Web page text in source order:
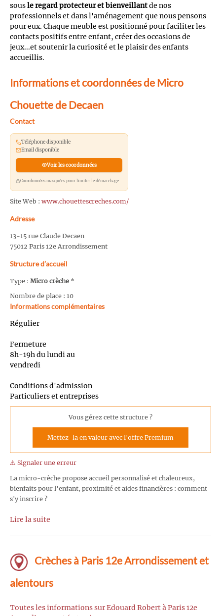
sousle regard protecteur et bienveillantde nos
professionnels et dans l'aménagement que nous pensons
pour eux. Chaque meuble est positionné pour faciliter les
contacts positifs entre enfant, créer des occasions de
jeux...et soutenir la curiosité et le plaisir des enfants
accueillis.
Informations et coordonnées de Micro
Chouette de Decaen
Contact
Téléphone disponible
Email disponible
Voir les coordonnées
Coordonnées masquées pour limiter le démarchage
Site Web : www.chouettescreches.com/
Adresse
13-15 rue Claude Decaen
75012 Paris 12e Arrondissement
Structure d’accueil
Type : Micro crèche *
Nombre de place : 10
Informations complémentaires
Régulier
Fermeture
8h-19h du lundi au
vendredi
Conditions d'admission
Particuliers et entreprises
Vous gérez cette structure ?
Mettez-la en valeur avec l'offre Premium
⚠️ Signaler une erreur
La micro-crèche propose accueil personnalisé et chaleureux,
bienfaits pour l’enfant, proximité et aides financières : comment
s'y inscrire ?
Lire la suite
Crèches à Paris 12e Arrondissement et
alentours
Toutes les informations sur Edouard Robert à Paris 12e